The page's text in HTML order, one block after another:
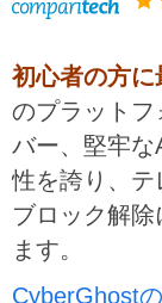
初心者の方に
のプラット
バー、堅牢
性を誇り、
ブロック解除
ます。
CyberGhost